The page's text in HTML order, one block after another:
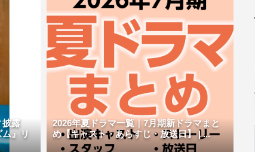
披露
ム』リ
2026年夏ドラマ一覧｜7月期新ドラマまと
め【キャスト・あらすじ・放送日】 | ...